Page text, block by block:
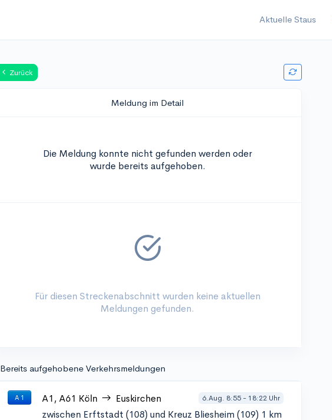
Aktuelle Staus
Zurück
Meldung im Detail
Die Meldung konnte nicht gefunden werden oder
wurde bereits aufgehoben.
Für diesen Streckenabschnitt wurden keine aktuellen
Meldungen gefunden.
Bereits aufgehobene Verkehrsmeldungen
A 1 A1, A61 Köln Euskirchen 6.Aug. 8:55 - 18:22 Uhr
zwischen Erftstadt (108) und Kreuz Bliesheim (109) 1 km